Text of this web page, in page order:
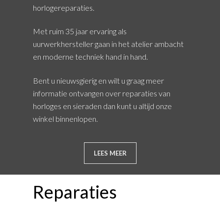
horlogereparaties.
Met ruim 35 jaar ervaring als
uurwerkhersteller gaan in het atelier ambacht
en moderne techniek hand in hand.
Bent u nieuwsgierig en wilt u graag meer
informatie ontvangen over reparaties van
horloges en sieraden dan kunt u altijd onze
winkel binnenlopen.
LEES MEER
Reparaties